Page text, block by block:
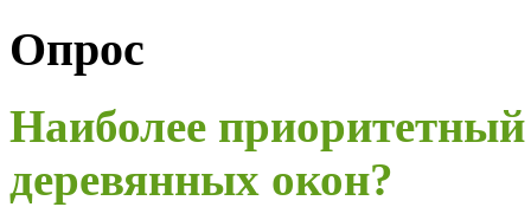
Опрос
Наиболее
деревянных окон?